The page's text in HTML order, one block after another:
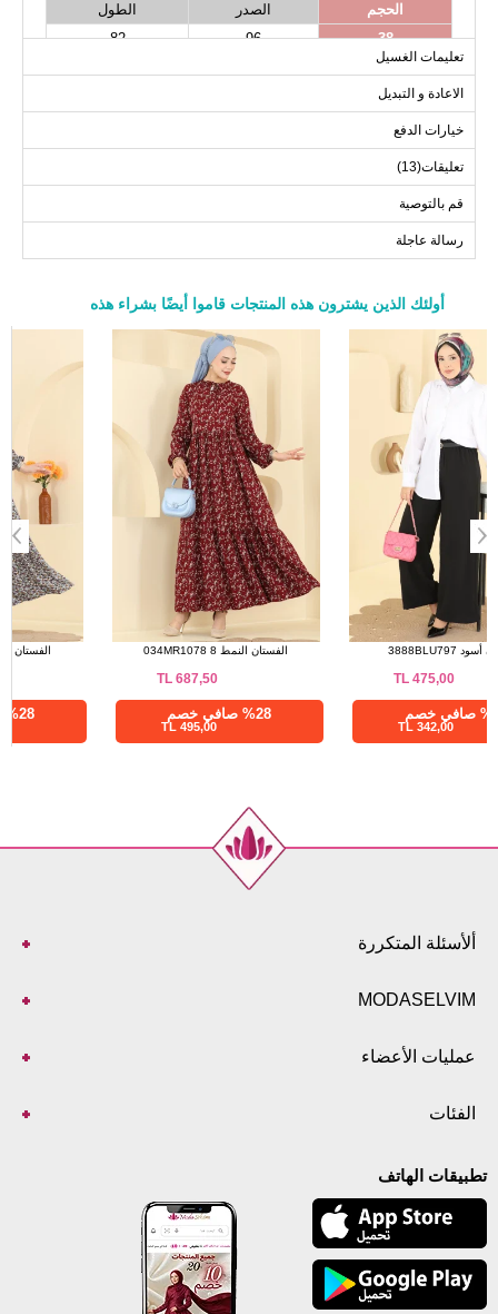
الحجم
الصدر
الطول
38
96
82
40
42
46
106
82
48
110
82
تعليمات الغسيل
الاعادة و التبديل
خيارات الدفع
تعليقات(13)
قم بالتوصية
رسالة عاجلة
أولئك الذين يشترون هذه المنتجات قاموا أيضًا بشراء هذه
a>
الفستان النمط 8 034MR1078
%28 صافي خصم
بنطلون أسود 3888BLU797
%28 صافي خصم
ألأسئلة المتكررة
MODASELVIM
عمليات الأعضاء
الفئات
تطبيقات الهاتف